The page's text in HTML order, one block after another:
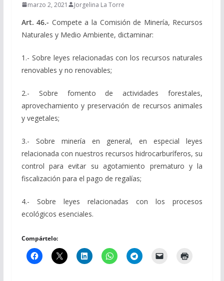
marzo 2, 2021 Jorgelina La Torre
Art. 46.- Compete a la Comisión de Minería, Recursos
Naturales y Medio Ambiente, dictaminar:
1.- Sobre leyes relacionadas con los recursos naturales
renovables y no renovables;
2.- Sobre fomento de actividades forestales,
aprovechamiento y preservación de recursos animales
y vegetales;
3.- Sobre minería en general, en especial leyes
relacionada con nuestros recursos hidrocarburíferos, su
control para evitar su agotamiento prematuro y la
fiscalización para el pago de regalías;
4.- Sobre leyes relacionadas con los procesos
ecológicos esenciales.
Compártelo: